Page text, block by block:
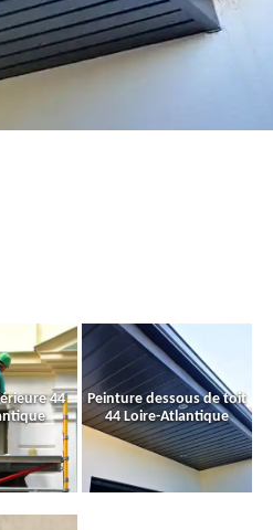
44
Peinture dessous de toit
44 Loire-Atlantique